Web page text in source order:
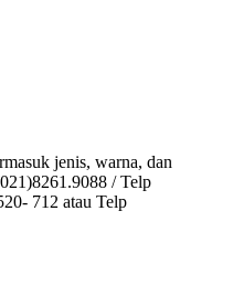
jenis, warna, dan
/ Telp
712 atau Telp